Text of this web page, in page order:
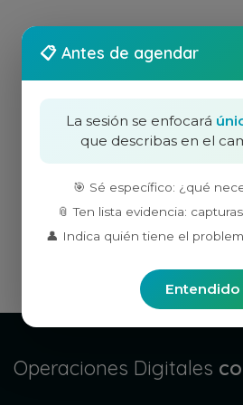
📋 Antes de agendar
La sesión se enfocará
que describas en el
🎯 Sé específico: ¿qué
📎 Ten lista evidencia:
👤 Indica quién tiene el
Entendido
Operaciones Digitales